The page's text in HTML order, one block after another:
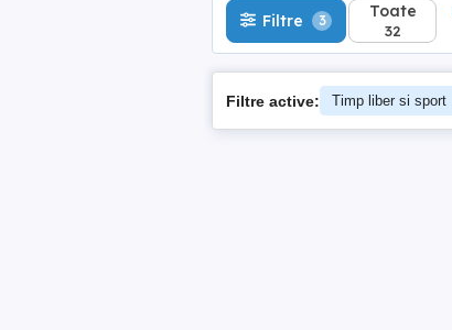
Filtre 3 Toate
32
Filtre active: Timp liber si sport